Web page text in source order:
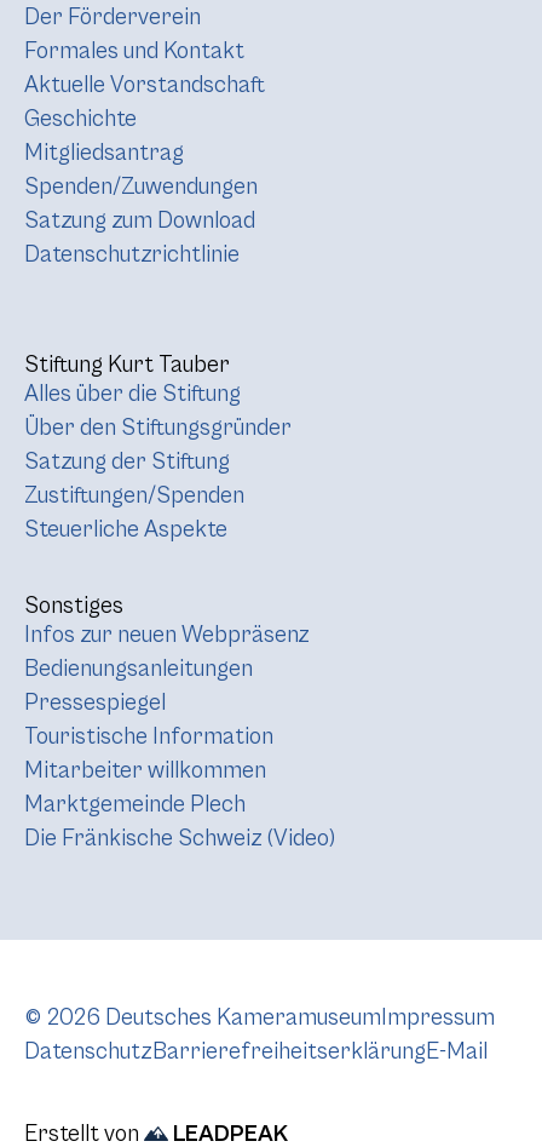
Der Förderverein
Formales und Kontakt
Aktuelle Vorstandschaft
Geschichte
Mitgliedsantrag
Spenden/Zuwendungen
Satzung zum Download
Datenschutzrichtlinie
Stiftung Kurt Tauber
Alles über die Stiftung
Über den Stiftungsgründer
Satzung der Stiftung
Zustiftungen/Spenden
Steuerliche Aspekte
Sonstiges
Infos zur neuen Webpräsenz
Bedienungsanleitungen
Pressespiegel
Touristische Information
Mitarbeiter willkommen
Marktgemeinde Plech
Die Fränkische Schweiz (Video)
© 2026 Deutsches KameramuseumImpressum
DatenschutzBarrierefreiheitserklärungE-Mail
Erstellt von LEADPEAK